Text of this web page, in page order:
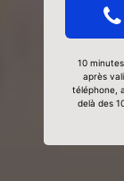
10
après
téléphone,
delà des